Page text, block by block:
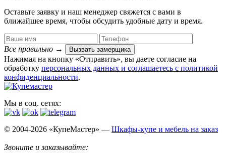
Оставьте заявку и наш менеджер свяжется с вами в
ближайшее время, чтобы обсудить удобные дату и время.
Все правильно → Вызвать замерщика
Нажимая на кнопку «Отправить», вы даете согласие на
обработку персональных данных​ и соглашаетесь c политикой
конфиденциальности.
Мы в соц. сетях:
© 2004-2026 «КупеМастер» — Шкафы-купе и мебель на заказ
Звоните и заказывайте: